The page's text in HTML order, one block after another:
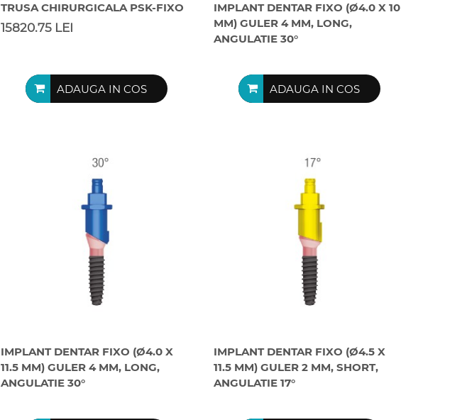
TRUSA CHIRURGICALA PSK-FIXO
15820.75 LEI
ADAUGA IN COS
IMPLANT DENTAR FIXO (Ø4.0 X 10
MM) GULER 4 MM, LONG,
ANGULATIE 30°
ADAUGA IN COS
IMPLANT DENTAR FIXO (Ø4.0 X
11.5 MM) GULER 4 MM, LONG,
ANGULATIE 30°
IMPLANT DENTAR FIXO (Ø4.5 X
11.5 MM) GULER 2 MM, SHORT,
ANGULATIE 17°